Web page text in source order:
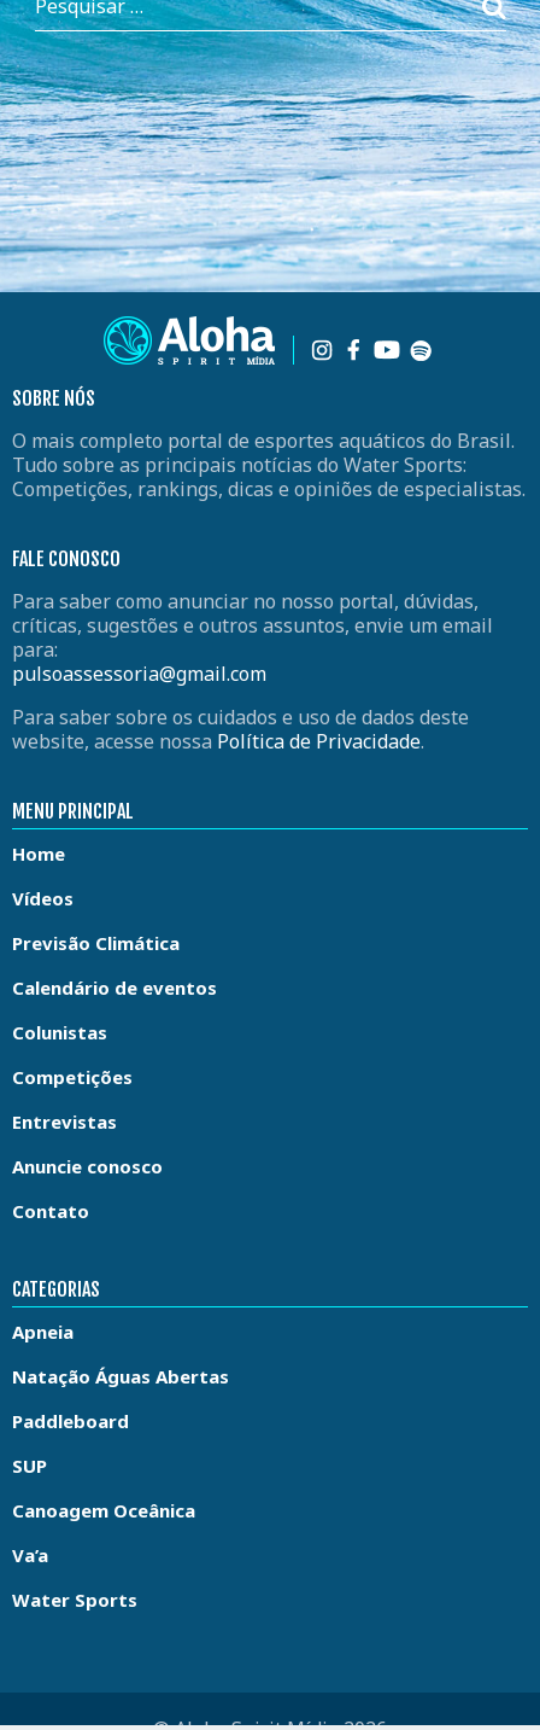
SOBRE NÓS
O mais completo portal de esportes aquáticos do Brasil.
Tudo sobre as principais notícias do Water Sports:
Competições, rankings, dicas e opiniões de especialistas.
FALE CONOSCO
Para saber como anunciar no nosso portal, dúvidas,
críticas, sugestões e outros assuntos, envie um email
para:
pulsoassessoria@gmail.com
Para saber sobre os cuidados e uso de dados deste
website, acesse nossa Política de Privacidade.
MENU PRINCIPAL
Home
Vídeos
Previsão Climática
Calendário de eventos
Colunistas
Competições
Entrevistas
Anuncie conosco
Contato
CATEGORIAS
Apneia
Natação Águas Abertas
Paddleboard
SUP
Canoagem Oceânica
Va’a
Water Sports